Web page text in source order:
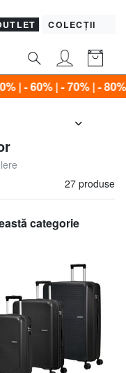
COLECȚII
- 80%*
27 produse
categorie